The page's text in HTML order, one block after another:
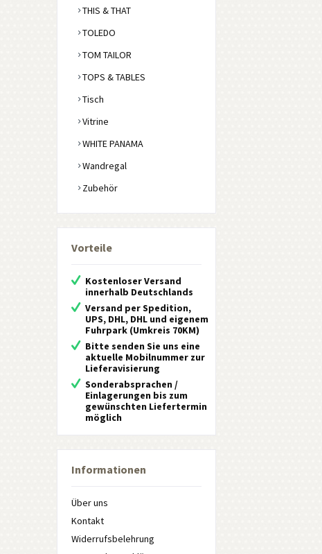
THIS & THAT
TOLEDO
TOM TAILOR
TOPS & TABLES
Tisch
Vitrine
WHITE PANAMA
Wandregal
Zubehör
Vorteile
Kostenloser Versand
innerhalb Deutschlands
Versand per Spedition,
UPS, DHL, DHL und eigenem
Fuhrpark (Umkreis 70KM)
Bitte senden Sie uns eine
aktuelle Mobilnummer zur
Lieferavisierung
Sonderabsprachen /
Einlagerungen bis zum
gewünschten Liefertermin
möglich
Informationen
Über uns
Kontakt
Widerrufsbelehrung